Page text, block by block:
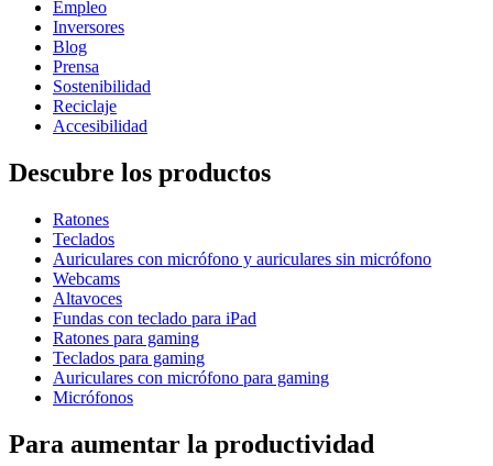
Empleo
Inversores
Blog
Prensa
Sostenibilidad
Reciclaje
Accesibilidad
Descubre los productos
Ratones
Teclados
Auriculares con micrófono y auriculares sin micrófono
Webcams
Altavoces
Fundas con teclado para iPad
Ratones para gaming
Teclados para gaming
Auriculares con micrófono para gaming
Micrófonos
Para aumentar la productividad